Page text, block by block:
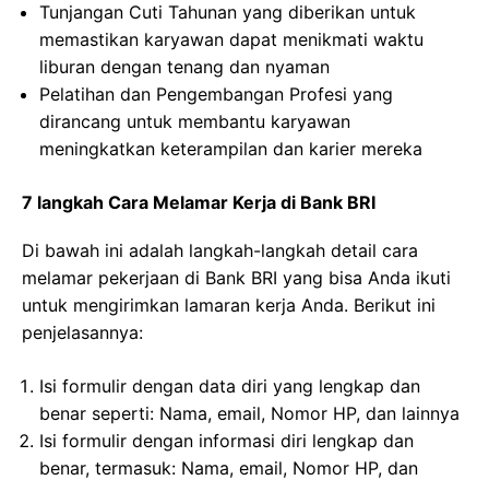
Tunjangan Cuti Tahunan yang diberikan untuk
memastikan karyawan dapat menikmati waktu
liburan dengan tenang dan nyaman
Pelatihan dan Pengembangan Profesi yang
dirancang untuk membantu karyawan
meningkatkan keterampilan dan karier mereka
7 langkah Cara Melamar Kerja di Bank BRI
Di bawah ini adalah langkah-langkah detail cara
melamar pekerjaan di Bank BRI yang bisa Anda ikuti
untuk mengirimkan lamaran kerja Anda. Berikut ini
penjelasannya:
Isi formulir dengan data diri yang lengkap dan
benar seperti: Nama, email, Nomor HP, dan lainnya
Isi formulir dengan informasi diri lengkap dan
benar, termasuk: Nama, email, Nomor HP, dan